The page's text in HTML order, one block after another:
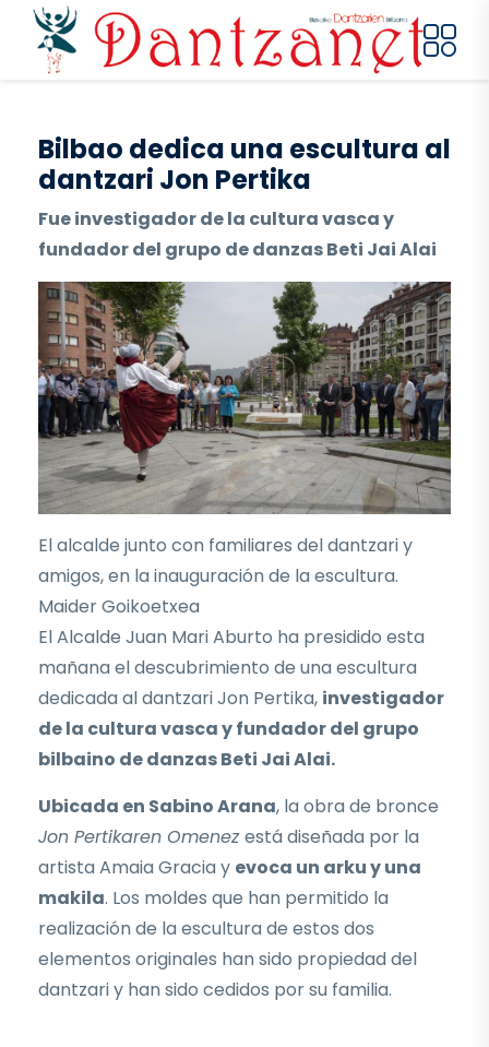
Pasar al contenido principal
Bilbao dedica una escultura al
dantzari Jon Pertika
Fue investigador de la cultura vasca y
fundador del grupo de danzas Beti Jai Alai
El alcalde junto con familiares del dantzari y
amigos, en la inauguración de la escultura.
Maider Goikoetxea
El Alcalde Juan Mari Aburto ha presidido esta
mañana el descubrimiento de una escultura
dedicada al dantzari Jon Pertika, investigador
de la cultura vasca y fundador del grupo
bilbaino de danzas Beti Jai Alai.
Ubicada en Sabino Arana, la obra de bronce
Jon Pertikaren Omenezestá diseñada por la
artista Amaia Gracia y evoca un arku y una
makila. Los moldes que han permitido la
realización de la escultura de estos dos
elementos originales han sido propiedad del
dantzari y han sido cedidos por su familia.